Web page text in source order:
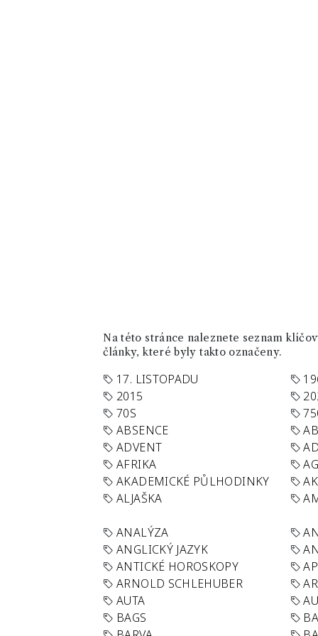
Na této stránce naleznete seznam
články, které byly takto označeny.
17. LISTOPADU
2015
70S
ABSENCE
ADVENT
AFRIKA
AKADEMICKÉ PŮLHODINKY
ALJAŠKA
ANALÝZA
ANGLICKÝ JAZYK
ANTICKÉ HOROSKOPY
ARNOLD SCHLEHUBER
AUTA
BAGS